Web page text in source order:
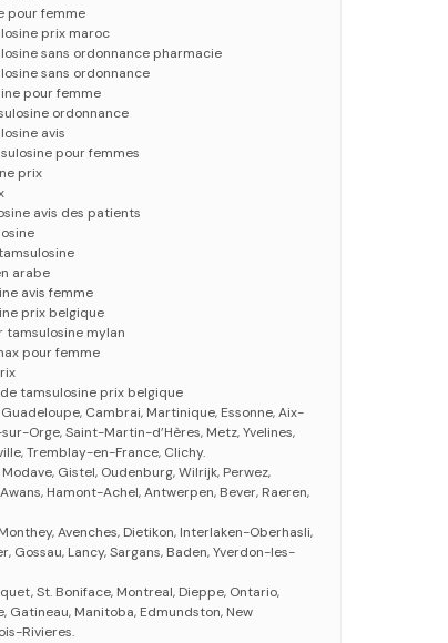
pour femme
prix maroc
sans ordonnance pharmacie
sans ordonnance
pour femme
ordonnance
avis
pour femmes
prix
avis des patients
arabe
avis femme
prix belgique
tamsulosine mylan
pour femme
tamsulosine prix belgique
Cambrai, Martinique, Essonne, Aix-
Orge, Saint-Martin-d’Hères, Metz, Yvelines,
Tremblay-en-France, Clichy.
Gistel, Oudenburg, Wilrijk, Perwez,
Hamont-Achel, Antwerpen, Bever, Raeren,
Avenches, Dietikon, Interlaken-Oberhasli,
Gossau, Lancy, Sargans, Baden, Yverdon-les-
St. Boniface, Montreal, Dieppe, Ontario,
Gatineau, Manitoba, Edmundston, New
Rivieres.